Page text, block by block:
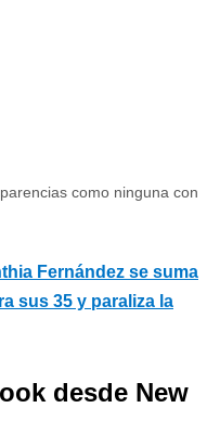
como ninguna con
Fernández se suma
sus 35 y paraliza la
desde New